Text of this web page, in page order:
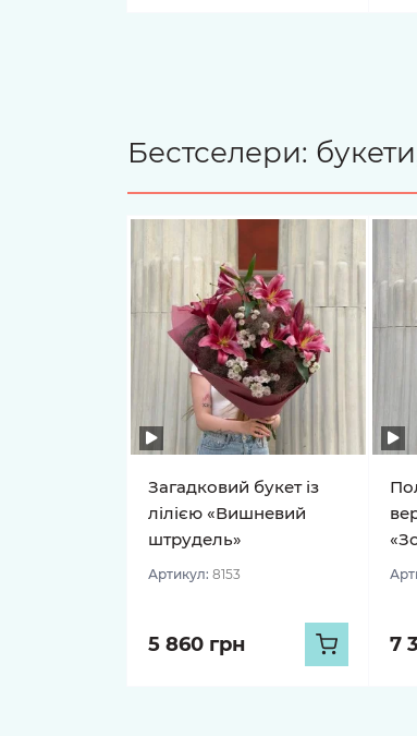
Бестселери:
Загадковий букет із
лілією «Вишневий
штрудель»
Артикул: 8153
5 860 грн 7